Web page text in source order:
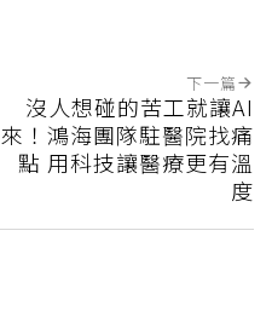
下一篇
沒人想碰的苦工就讓AI
來！鴻海團隊駐醫院找痛
點 用科技讓醫療更有溫
度